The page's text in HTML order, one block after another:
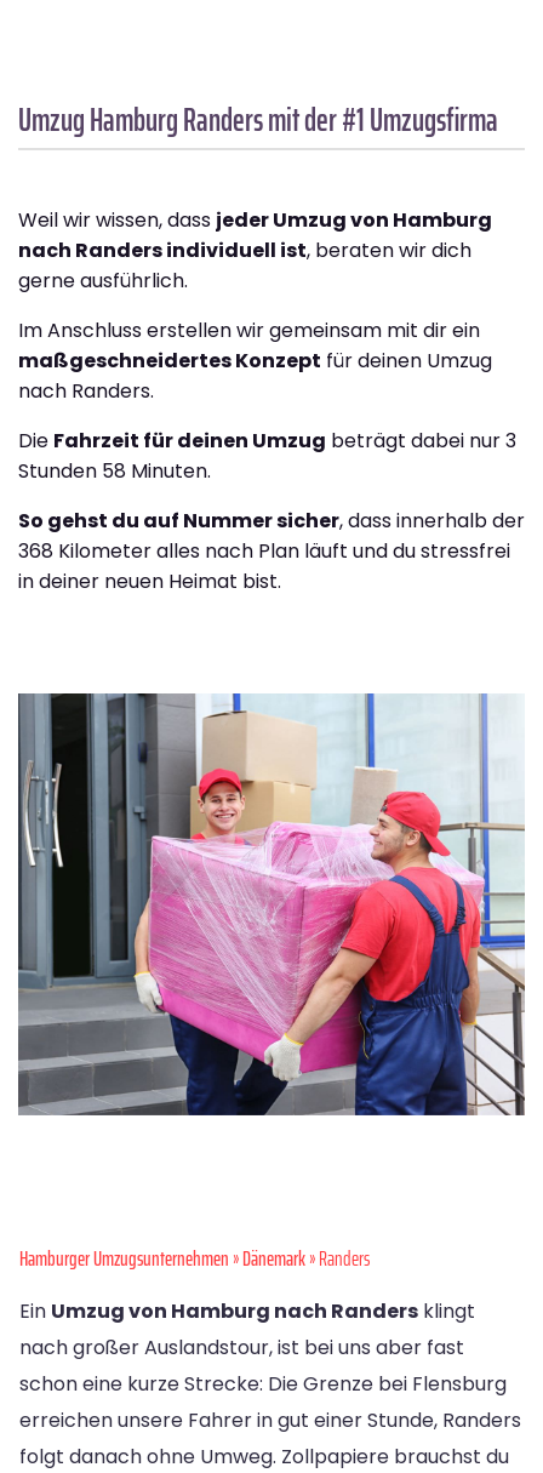
Umzug HamburgRandersmit der #1 Umzugsfirma
Weil wir wissen, dass jeder Umzug von Hamburg
nach Randers individuell ist, beraten wir dich
gerne ausführlich.
Im Anschluss erstellen wir gemeinsam mit dir ein
maßgeschneidertes Konzept für deinen Umzug
nach Randers.
Die Fahrzeit für deinen Umzug beträgt dabei nur 3
Stunden 58 Minuten.
So gehst du auf Nummer sicher, dass innerhalb der
368 Kilometer alles nach Plan läuft und du stressfrei
in deiner neuen Heimat bist.
Hamburger Umzugsunternehmen»Dänemark» Randers
Ein Umzug von Hamburg nach Randers klingt
nach großer Auslandstour, ist bei uns aber fast
schon eine kurze Strecke: Die Grenze bei Flensburg
erreichen unsere Fahrer in gut einer Stunde, Randers
folgt danach ohne Umweg. Zollpapiere brauchst du